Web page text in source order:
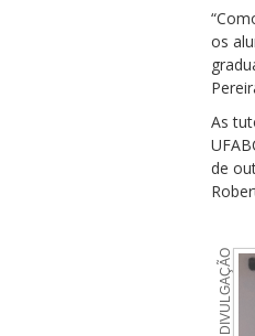
os
As
de
DIVULGAÇÃO